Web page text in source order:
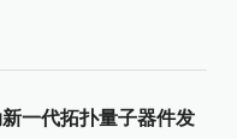
一代拓扑量子器件发